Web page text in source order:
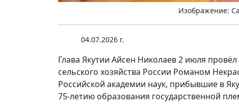
Изображение:
04.07.2026 г.
Глава Якутии Айсен Николаев 2 июля
сельского хозяйства России Романом
Российской академии наук, прибывшие в
75-летию образования государственной